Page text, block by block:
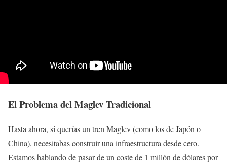
El Problema del Maglev Tradicional
Hasta ahora, si querías un tren Maglev (como los de Japón o
China), necesitabas construir una infraestructura desde cero.
Estamos hablando de pasar de un coste de 1 millón de dólares por